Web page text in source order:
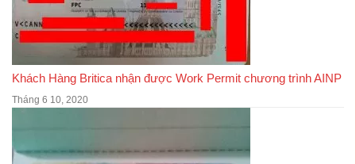
Khách Hàng Britica nhận được Work Permit chương trình AINP
Tháng 6 10, 2020